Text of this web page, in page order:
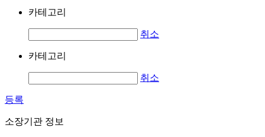
카테고리
취소
카테고리
취소
등록
소장기관 정보